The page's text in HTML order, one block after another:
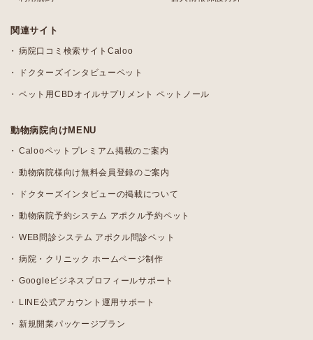
関連サイト
病院口コミ検索サイトCaloo
ドクターズインタビューペット
ペット用CBDオイルサプリメント ペットノール
動物病院向けMENU
Calooペットプレミアム掲載のご案内
動物病院様向け無料会員登録のご案内
ドクターズインタビューの掲載について
動物病院予約システム アポクル予約ペット
WEB問診システム アポクル問診ペット
病院・クリニック ホームページ制作
Googleビジネスプロフィールサポート
LINE公式アカウント運用サポート
新規開業パッケージプラン